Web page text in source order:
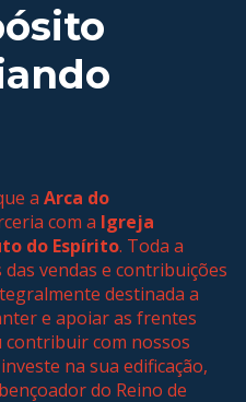
a Arca do
com a Igreja
do Espírito. Toda a
vendas e contribuições
destinada a
e apoiar as frentes
contribuir com nossos
na sua edificação,
do Reino de